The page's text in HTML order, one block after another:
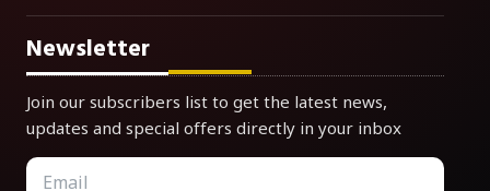
Newsletter
Join our subscribers list to get the latest news,
updates and special offers directly in your inbox